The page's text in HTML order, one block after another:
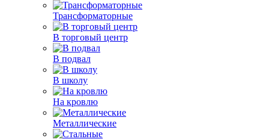
Трансформаторные
В торговый центр
В подвал
В школу
На кровлю
Металлические